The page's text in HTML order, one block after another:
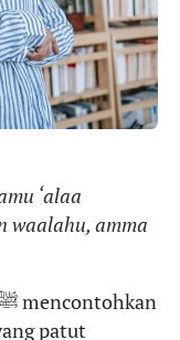
‘alaa
waalahu, amma
patut